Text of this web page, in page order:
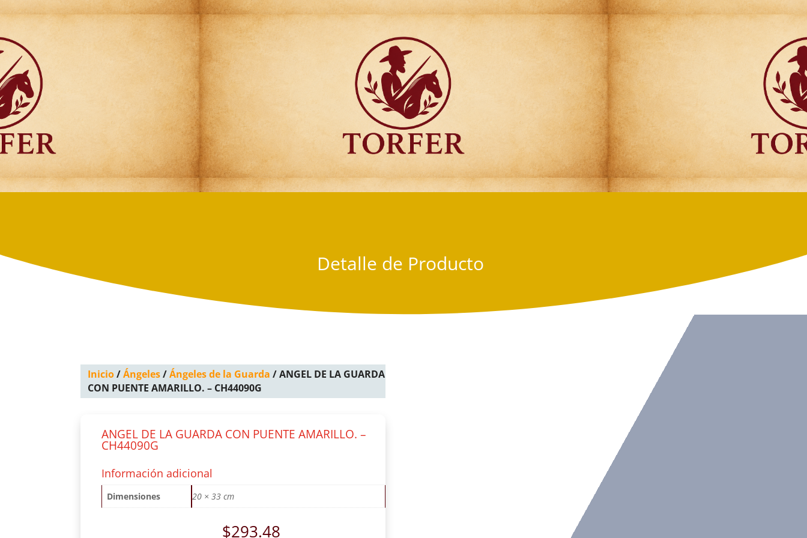
Articulos para Regalo Torfer.
Detalle de Producto
Inicio/Ángeles/Ángeles de la Guarda / ANGEL DE LA GUARDA
CON PUENTE AMARILLO. – CH44090G
ANGEL DE LA GUARDA CON PUENTE AMARILLO. –
CH44090G
Información adicional
Dimensiones 20 × 33 cm
$293.48